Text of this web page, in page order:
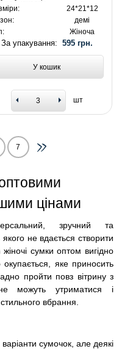
24*21*12
демі
Жіноча
За упакування: 595 грн.
У кошик
шт
7
цінами
зручний та
не вдається створити
сумки оптом вигідно
яке приносить
пройти повз вітрину з
можуть утриматися і
вбрання.
сумочок, але деякі